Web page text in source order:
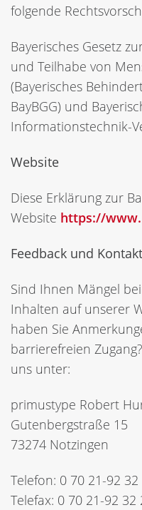
folgende
Bayerisches Gesetz
und Teilhabe von
(Bayerisches
BayBGG) und
Informationstechnik-
Website
Diese Erklärung zur
Website https://
Feedback und
Sind Ihnen Mängel
Inhalten auf unserer
haben Sie
barrierefreien
uns unter:
primustype Robert
Gutenbergstraße 15
73274 Notzingen
Telefon: 0 70 21-92 32
Telefax: 0 70 21-92 32